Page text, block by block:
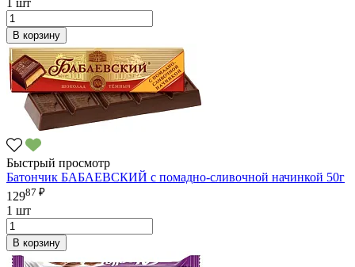
В корзину
Быстрый просмотр
Батончик БАБАЕВСКИЙ с помадно-сливочной начинкой 50г
12987 ₽
1 шт
В корзину